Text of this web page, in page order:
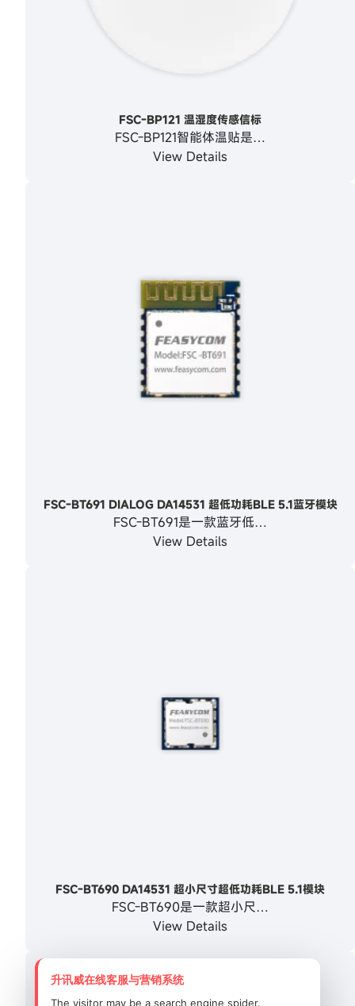
FSC-BP121 温湿度传感信标
FSC-BP121智能体温贴是…
View Details
FSC-BT691 DIALOG DA14531 超低功耗BLE 5.1蓝牙模块
FSC-BT691是一款蓝牙低…
View Details
FSC-BT690 DA14531 超小尺寸超低功耗BLE 5.1模块
FSC-BT690是一款超小尺…
View Details
升讯威在线客服与营销系统
The visitor may be a search engine spider.